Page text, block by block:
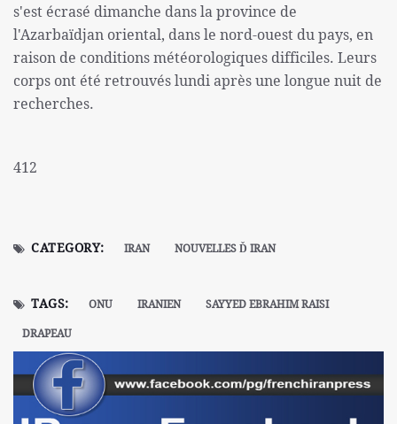
s'est écrasé dimanche dans la province de
l'Azarbaïdjan oriental, dans le nord-ouest du pays, en
raison de conditions météorologiques difficiles. Leurs
corps ont été retrouvés lundi après une longue nuit de
recherches.
412
CATEGORY: IRAN NOUVELLES Ď IRAN
TAGS: ONU IRANIEN
SAYYED EBRAHIM RAISI
DRAPEAU